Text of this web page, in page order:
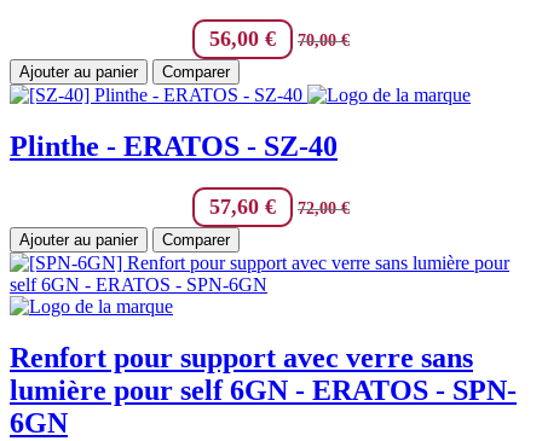
56,00 € 70,00€
Ajouter au panier
Comparer
Plinthe - ERATOS - SZ-40
57,60 € 72,00€
Ajouter au panier
Comparer
Renfort pour support avec verre sans
lumière pour self 6GN - ERATOS - SPN-
6GN